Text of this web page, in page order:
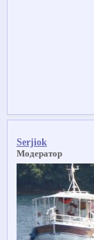
Serjiok
Модератор